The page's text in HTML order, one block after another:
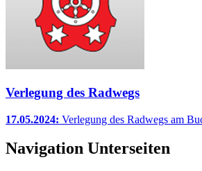
Verlegung des Radwegs
17.05.2024: Verlegung des Radwegs am
Navigation Unterseiten